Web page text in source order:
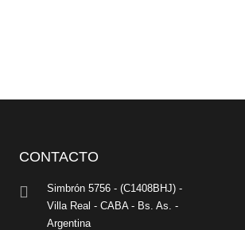
CONTACTO
Simbrón 5756 - (C1408BHJ) -
Villa Real - CABA - Bs. As. -
Argentina